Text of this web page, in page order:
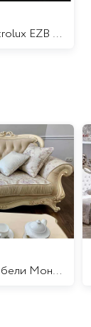
Духовой шкаф Electrolux EZB 52410 AK
Комплект мягкой мебели Мона Лиза